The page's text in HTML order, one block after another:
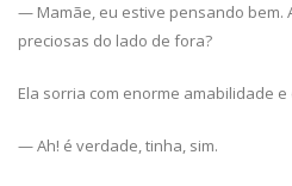
— Mamãe, eu estive pensando bem.
preciosas do lado de fora?
Ela sorria com enorme amabilidade e
— Ah! é verdade, tinha, sim.